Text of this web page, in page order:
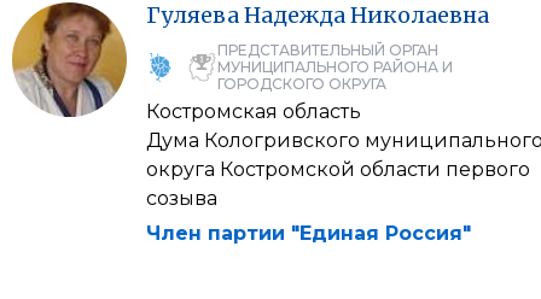
ГуляеваНадеждаНиколаевна
ПРЕДСТАВИТЕЛЬНЫЙ ОРГАН
МУНИЦИПАЛЬНОГО РАЙОНА И
ГОРОДСКОГО ОКРУГА
Костромская область
Дума Кологривского
округа Костромской области первого
созыва
Член партии "Единая Россия"